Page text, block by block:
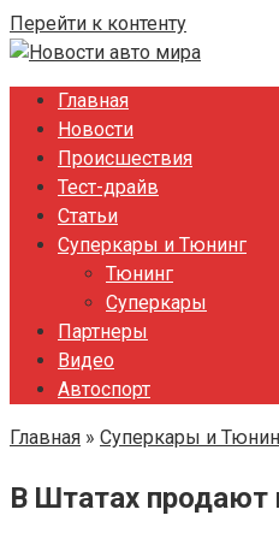
Перейти к контенту
Главная
Новости
Происшествия
Тест-драйв
Статьи
Суперкары и Тюнинг
Тюнинг
Суперкары
Партнеры
Видео
Автоспорт
Главная » Суперкары и
В Штатах продают